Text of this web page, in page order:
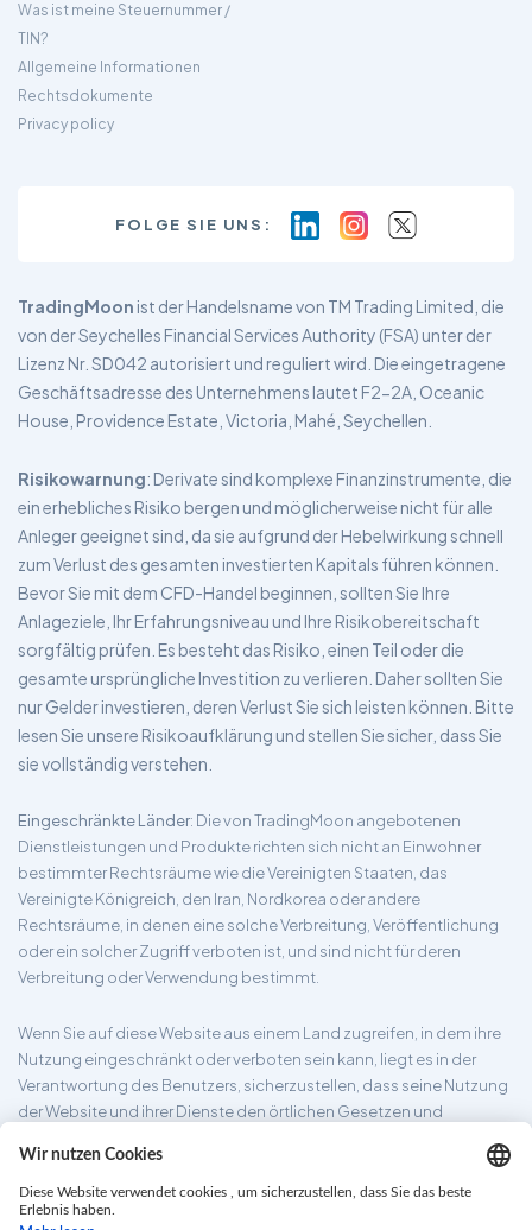
Was ist meine Steuernummer /
TIN?
Allgemeine Informationen
Rechtsdokumente
Privacy policy
FOLGE SIE UNS:
TradingMoon ist der Handelsname von TM Trading Limited, die
von der Seychelles Financial Services Authority (FSA) unter der
Lizenz Nr. SD042 autorisiert und reguliert wird. Die eingetragene
Geschäftsadresse des Unternehmens lautet F2-2A, Oceanic
House, Providence Estate, Victoria, Mahé, Seychellen.
Risikowarnung: Derivate sind komplexe Finanzinstrumente, die
ein erhebliches Risiko bergen und möglicherweise nicht für alle
Anleger geeignet sind, da sie aufgrund der Hebelwirkung schnell
zum Verlust des gesamten investierten Kapitals führen können.
Bevor Sie mit dem CFD-Handel beginnen, sollten Sie Ihre
Anlageziele, Ihr Erfahrungsniveau und Ihre Risikobereitschaft
sorgfältig prüfen. Es besteht das Risiko, einen Teil oder die
gesamte ursprüngliche Investition zu verlieren. Daher sollten Sie
nur Gelder investieren, deren Verlust Sie sich leisten können. Bitte
lesen Sie unsere Risikoaufklärung und stellen Sie sicher, dass Sie
sie vollständig verstehen.
Eingeschränkte Länder: Die von TradingMoon angebotenen
Dienstleistungen und Produkte richten sich nicht an Einwohner
bestimmter Rechtsräume wie die Vereinigten Staaten, das
Vereinigte Königreich, den Iran, Nordkorea oder andere
Rechtsräume, in denen eine solche Verbreitung, Veröffentlichung
oder ein solcher Zugriff verboten ist, und sind nicht für deren
Verbreitung oder Verwendung bestimmt.
Wenn Sie auf diese Website aus einem Land zugreifen, in dem ihre
Nutzung eingeschränkt oder verboten sein kann, liegt es in der
Verantwortung des Benutzers, sicherzustellen, dass seine Nutzung
der Website und ihrer Dienste den örtlichen Gesetzen und
seiner Website bereitgestellten Informationen für alle
Rechtsgebiete geeignet sind.